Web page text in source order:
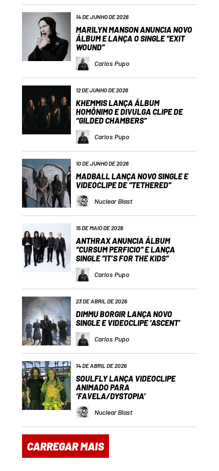
14 DE JUNHO DE 2026
MARILYN MANSON ANUNCIA NOVO
ÁLBUM E LANÇA O SINGLE “EXIT
WOUND”
Carlos Pupo
12 DE JUNHO DE 2026
KHEMMIS LANÇA ÁLBUM
HOMÔNIMO E DIVULGA CLIPE DE
“GILDED CHAMBERS”
Carlos Pupo
10 DE JUNHO DE 2026
MADBALL LANÇA NOVO SINGLE E
VIDEOCLIPE DE “TETHERED”
Nuclear Blast
15 DE MAIO DE 2026
ANTHRAX ANUNCIA ÁLBUM
“CURSUM PERFICIO” E LANÇA
SINGLE “IT’S FOR THE KIDS”
Carlos Pupo
23 DE ABRIL DE 2026
DIMMU BORGIR LANÇA NOVO
SINGLE E VIDEOCLIPE ‘ASCENT’
Carlos Pupo
14 DE ABRIL DE 2026
SOULFLY LANÇA VIDEOCLIPE
ANIMADO PARA
‘FAVELA/DYSTOPIA’
Nuclear Blast
CARREGAR MAIS